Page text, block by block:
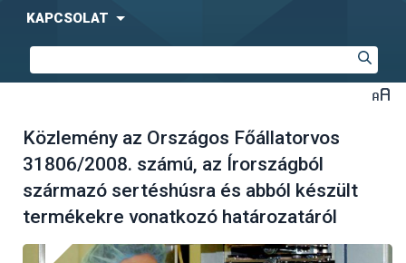
KAPCSOLAT
Közlemény az Országos Főállatorvos
31806/2008. számú, az Írországból
származó sertéshúsra és abból készült
termékekre vonatkozó határozatáról